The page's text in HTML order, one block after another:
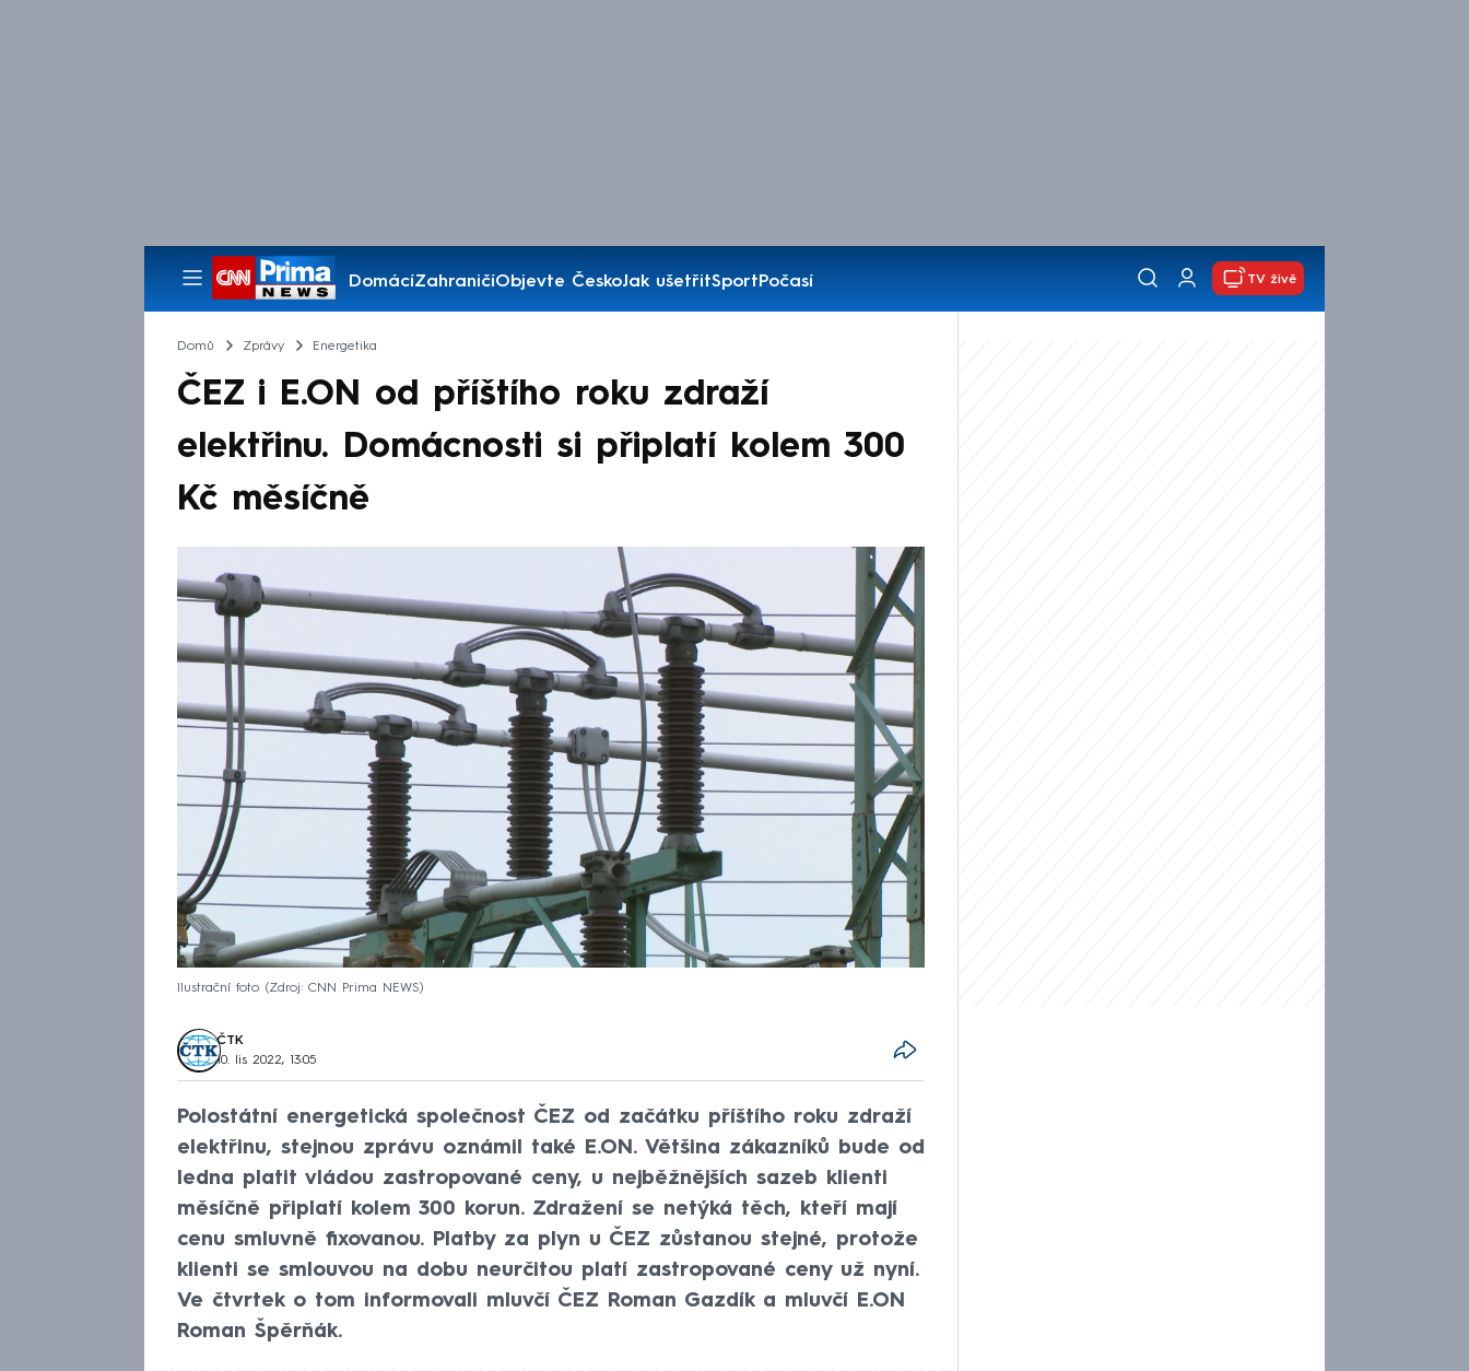
DomácíZahraničíObjevte ČeskoJak ušetřitSportPočasí
Pořady
TV živě
Domů Zprávy Energetika
ČEZ i E.ON od příštího roku zdraží
elektřinu. Domácnosti si připlatí kolem 300
Kč měsíčně
Ilustrační foto Zdroj: CNN Prima NEWS
ČTK
10. lis 2022, 13:05
Polostátní energetická společnost ČEZ od začátku příštího roku zdraží
elektřinu, stejnou zprávu oznámil také E.ON. Většina zákazníků bude od
ledna platit vládou zastropované ceny, u nejběžnějších sazeb klienti
měsíčně připlatí kolem 300 korun. Zdražení se netýká těch, kteří mají
cenu smluvně fixovanou. Platby za plyn u ČEZ zůstanou stejné, protože
klienti se smlouvou na dobu neurčitou platí zastropované ceny už nyní.
Ve čtvrtek o tom informovali mluvčí ČEZ Roman Gazdík a mluvčí E.ON
Roman Špěrňák.